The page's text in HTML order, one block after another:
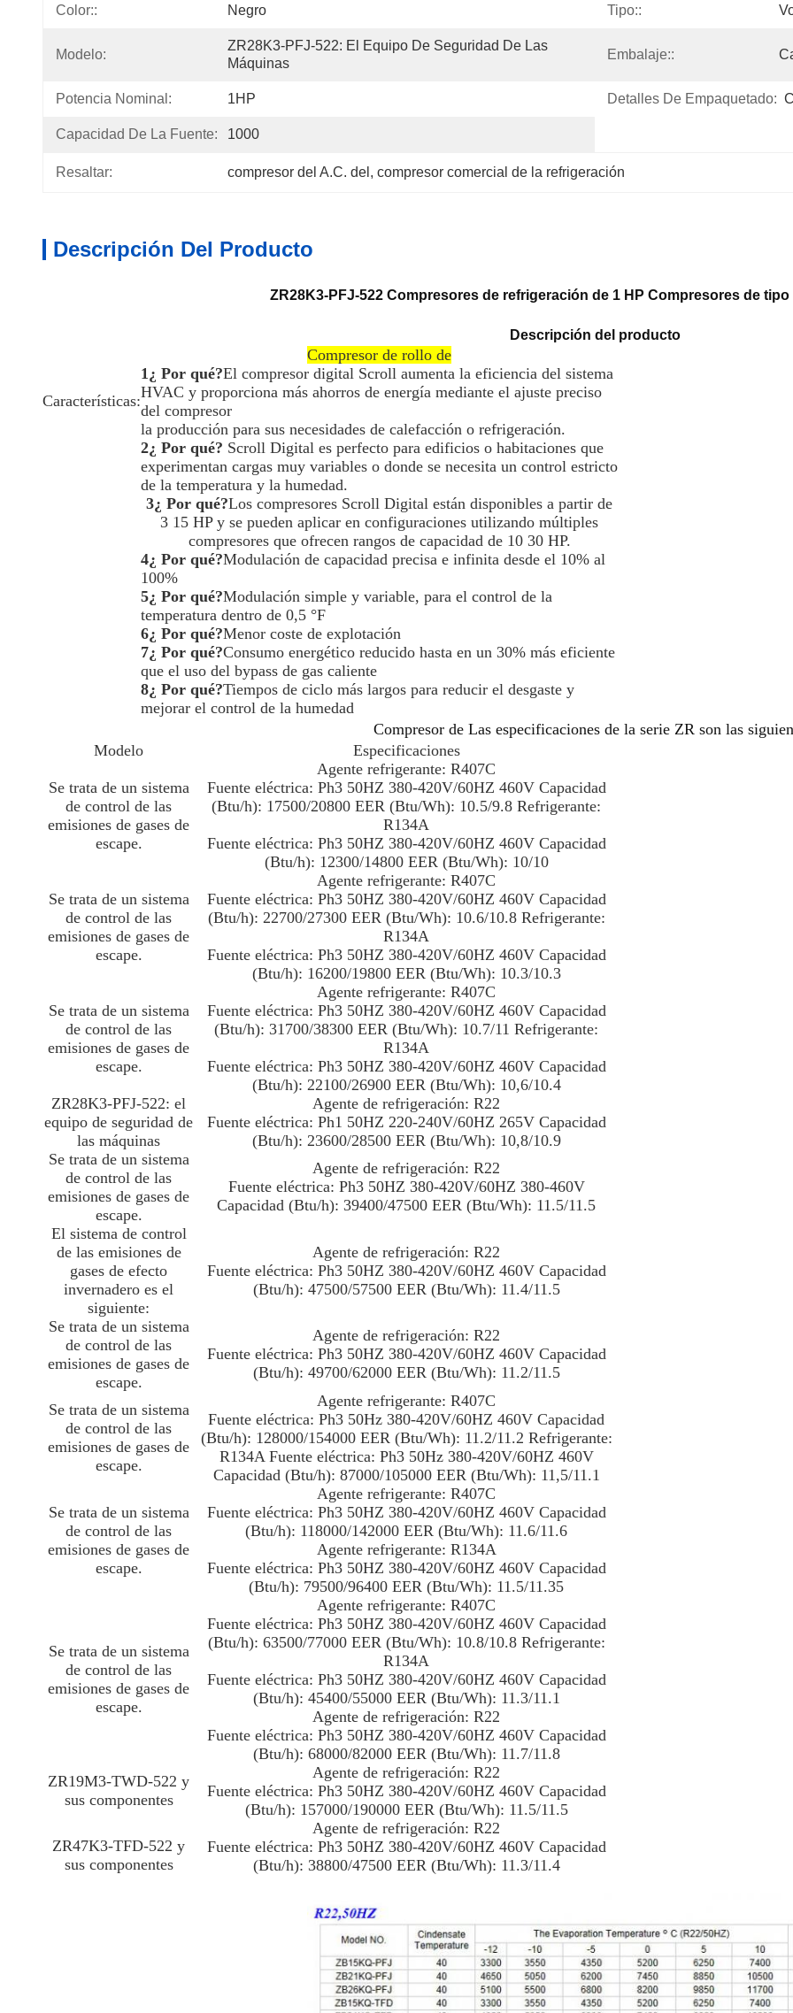
Color:: Negro Tipo::
Modelo:
ZR28K3-PFJ-522: El Equipo De Seguridad De Las
Máquinas
Embalaje::
Potencia Nominal: 1HP Detalles De Empaquetado:
Capacidad De La Fuente: 1000
Resaltar: compresor del A.C. del , compresor comercial de la refrigeración
Descripción Del Producto
ZR28K3-PFJ-522 Compresores de refrigeración de 1 HP Compresores de
Descripción del producto
Compresor de rollo de
Características:
1¿ Por qué?El compresor digital Scroll aumenta la eficiencia del sistema
HVAC y proporciona más ahorros de energía mediante el ajuste preciso
del compresor
la producción para sus necesidades de calefacción o refrigeración.
2¿ Por qué? Scroll Digital es perfecto para edificios o habitaciones que
experimentan cargas muy variables o donde se necesita un control estricto
de la temperatura y la humedad.
3¿ Por qué?Los compresores Scroll Digital están disponibles a partir de
3 15 HP y se pueden aplicar en configuraciones utilizando múltiples
compresores que ofrecen rangos de capacidad de 10 30 HP.
4¿ Por qué?Modulación de capacidad precisa e infinita desde el 10% al
100%
5¿ Por qué?Modulación simple y variable, para el control de la
temperatura dentro de 0,5 °F
6¿ Por qué?Menor coste de explotación
7¿ Por qué?Consumo energético reducido hasta en un 30% más eficiente
que el uso del bypass de gas caliente
8¿ Por qué?Tiempos de ciclo más largos para reducir el desgaste y
mejorar el control de la humedad
Compresor de Las especificaciones de la serie ZR son las
Modelo
Especificaciones
Se trata de un sistema
de control de las
emisiones de gases de
escape.
Agente refrigerante: R407C
Fuente eléctrica: Ph3 50HZ 380-420V/60HZ 460V Capacidad
(Btu/h): 17500/20800 EER (Btu/Wh): 10.5/9.8 Refrigerante:
R134A
Fuente eléctrica: Ph3 50HZ 380-420V/60HZ 460V Capacidad
(Btu/h): 12300/14800 EER (Btu/Wh): 10/10
Se trata de un sistema
de control de las
emisiones de gases de
escape.
Agente refrigerante: R407C
Fuente eléctrica: Ph3 50HZ 380-420V/60HZ 460V Capacidad
(Btu/h): 22700/27300 EER (Btu/Wh): 10.6/10.8 Refrigerante:
R134A
Fuente eléctrica: Ph3 50HZ 380-420V/60HZ 460V Capacidad
(Btu/h): 16200/19800 EER (Btu/Wh): 10.3/10.3
Se trata de un sistema
de control de las
emisiones de gases de
escape.
Agente refrigerante: R407C
Fuente eléctrica: Ph3 50HZ 380-420V/60HZ 460V Capacidad
(Btu/h): 31700/38300 EER (Btu/Wh): 10.7/11 Refrigerante:
R134A
Fuente eléctrica: Ph3 50HZ 380-420V/60HZ 460V Capacidad
(Btu/h): 22100/26900 EER (Btu/Wh): 10,6/10.4
ZR28K3-PFJ-522: el
equipo de seguridad de
las máquinas
Agente de refrigeración: R22
Fuente eléctrica: Ph1 50HZ 220-240V/60HZ 265V Capacidad
(Btu/h): 23600/28500 EER (Btu/Wh): 10,8/10.9
Se trata de un sistema
de control de las
emisiones de gases de
escape.
Agente de refrigeración: R22
Fuente eléctrica: Ph3 50HZ 380-420V/60HZ 380-460V
Capacidad (Btu/h): 39400/47500 EER (Btu/Wh): 11.5/11.5
El sistema de control
de las emisiones de
gases de efecto
invernadero es el
siguiente:
Agente de refrigeración: R22
Fuente eléctrica: Ph3 50HZ 380-420V/60HZ 460V Capacidad
(Btu/h): 47500/57500 EER (Btu/Wh): 11.4/11.5
Se trata de un sistema
de control de las
emisiones de gases de
escape.
Agente de refrigeración: R22
Fuente eléctrica: Ph3 50HZ 380-420V/60HZ 460V Capacidad
(Btu/h): 49700/62000 EER (Btu/Wh): 11.2/11.5
Se trata de un sistema
de control de las
emisiones de gases de
escape.
Agente refrigerante: R407C
Fuente eléctrica: Ph3 50Hz 380-420V/60HZ 460V Capacidad
(Btu/h): 128000/154000 EER (Btu/Wh): 11.2/11.2 Refrigerante:
R134A Fuente eléctrica: Ph3 50Hz 380-420V/60HZ 460V
Capacidad (Btu/h): 87000/105000 EER (Btu/Wh): 11,5/11.1
Se trata de un sistema
de control de las
emisiones de gases de
escape.
Agente refrigerante: R407C
Fuente eléctrica: Ph3 50HZ 380-420V/60HZ 460V Capacidad
(Btu/h): 118000/142000 EER (Btu/Wh): 11.6/11.6
Agente refrigerante: R134A
Fuente eléctrica: Ph3 50HZ 380-420V/60HZ 460V Capacidad
(Btu/h): 79500/96400 EER (Btu/Wh): 11.5/11.35
Se trata de un sistema
de control de las
emisiones de gases de
escape.
Agente refrigerante: R407C
Fuente eléctrica: Ph3 50HZ 380-420V/60HZ 460V Capacidad
(Btu/h): 63500/77000 EER (Btu/Wh): 10.8/10.8 Refrigerante:
R134A
Fuente eléctrica: Ph3 50HZ 380-420V/60HZ 460V Capacidad
(Btu/h): 45400/55000 EER (Btu/Wh): 11.3/11.1
Agente de refrigeración: R22
Fuente eléctrica: Ph3 50HZ 380-420V/60HZ 460V Capacidad
(Btu/h): 68000/82000 EER (Btu/Wh): 11.7/11.8
ZR19M3-TWD-522 y
sus componentes
Agente de refrigeración: R22
Fuente eléctrica: Ph3 50HZ 380-420V/60HZ 460V Capacidad
(Btu/h): 157000/190000 EER (Btu/Wh): 11.5/11.5
ZR47K3-TFD-522 y
sus componentes
Agente de refrigeración: R22
Fuente eléctrica: Ph3 50HZ 380-420V/60HZ 460V Capacidad
(Btu/h): 38800/47500 EER (Btu/Wh): 11.3/11.4